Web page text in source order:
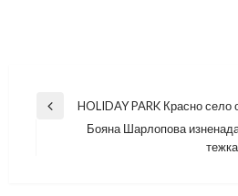
Навигация
Previous
HOLIDAY PARK Красно село
Бояна Шарлопова